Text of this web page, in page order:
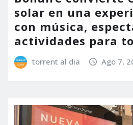
solar en una
con música,
actividades para
torrent al dia Ago 7,